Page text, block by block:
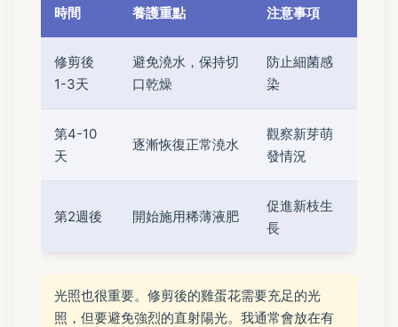
時間 養護重點 注意事項
修剪後
1-3天
避免澆水，保持切
口乾燥
防止細菌感
染
第4-10
天
逐漸恢復正常澆水
觀察新芽萌
發情況
第2週後 開始施用稀薄液肥
促進新枝生
長
光照也很重要。修剪後的雞蛋花需要充足的光
照，但要避免強烈的直射陽光。我通常會放在有